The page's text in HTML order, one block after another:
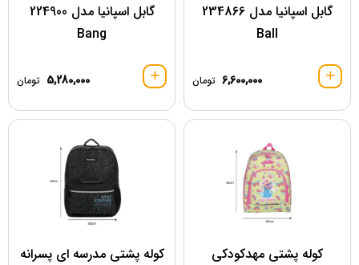
گابل اسپانیا مدل 234866
Ball
6,600,000 تومان
گابل اسپانیا مدل 224900
Bang
5,280,000 تومان
کوله پشتی مهدکودکی
کوله پشتی مدرسه ای پسرانه